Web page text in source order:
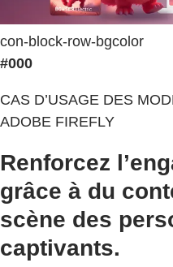
con-block-row-bgcolor
#000
CAS D’USAGE DES
ADOBE FIREFLY
Renforcez
grâce à du
scène des
captivants.